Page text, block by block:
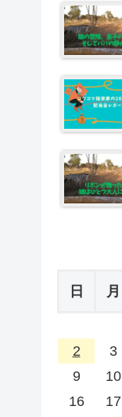
日 月
2
3
9
10
16
17